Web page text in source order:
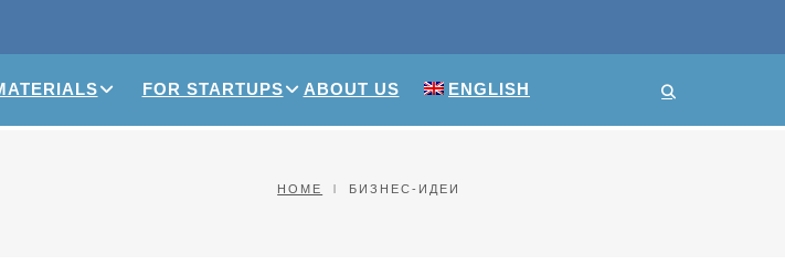
FOR STARTUPS ABOUT US ENGLISH
HOME БИЗНЕС-ИДЕИ